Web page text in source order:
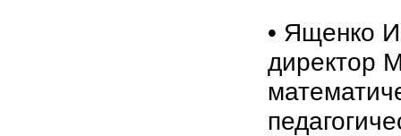
• Ященко
директор